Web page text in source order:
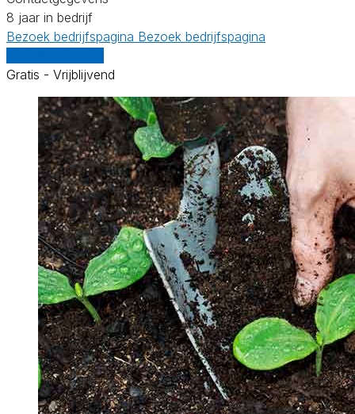
8 jaar in bedrijf
Bezoek bedrijfspagina Bezoek bedrijfspagina
Gratis - Vrijblijvend